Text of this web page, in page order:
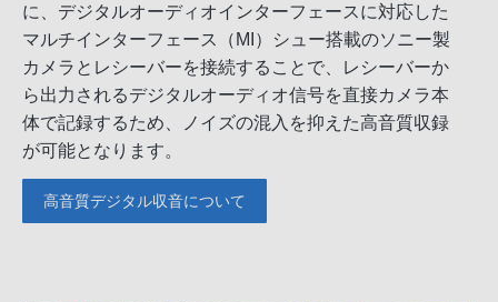
に、デジタルオーディオインターフェースに対応した
マルチインターフェース（MI）シュー搭載のソニー製
カメラとレシーバーを接続することで、レシーバーか
ら出力されるデジタルオーディオ信号を直接カメラ本
体で記録するため、ノイズの混入を抑えた高音質収録
が可能となります。
高音質デジタル収音について